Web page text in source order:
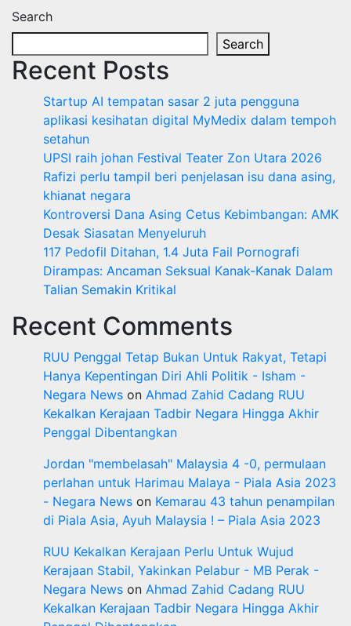
Search
Search
Recent Posts
Startup AI tempatan sasar 2 juta pengguna
aplikasi kesihatan digital MyMedix dalam tempoh
setahun
UPSI raih johan Festival Teater Zon Utara 2026
Rafizi perlu tampil beri penjelasan isu dana asing,
khianat negara
Kontroversi Dana Asing Cetus Kebimbangan: AMK
Desak Siasatan Menyeluruh
117 Pedofil Ditahan, 1.4 Juta Fail Pornografi
Dirampas: Ancaman Seksual Kanak-Kanak Dalam
Talian Semakin Kritikal
Recent Comments
RUU Penggal Tetap Bukan Untuk Rakyat, Tetapi
Hanya Kepentingan Diri Ahli Politik - Isham -
Negara News on Ahmad Zahid Cadang RUU
Kekalkan Kerajaan Tadbir Negara Hingga Akhir
Penggal Dibentangkan
Jordan "membelasah" Malaysia 4 -0, permulaan
perlahan untuk Harimau Malaya - Piala Asia 2023
- Negara News on Kemarau 43 tahun penampilan
di Piala Asia, Ayuh Malaysia ! – Piala Asia 2023
RUU Kekalkan Kerajaan Perlu Untuk Wujud
Kerajaan Stabil, Yakinkan Pelabur - MB Perak -
Negara News on Ahmad Zahid Cadang RUU
Kekalkan Kerajaan Tadbir Negara Hingga Akhir